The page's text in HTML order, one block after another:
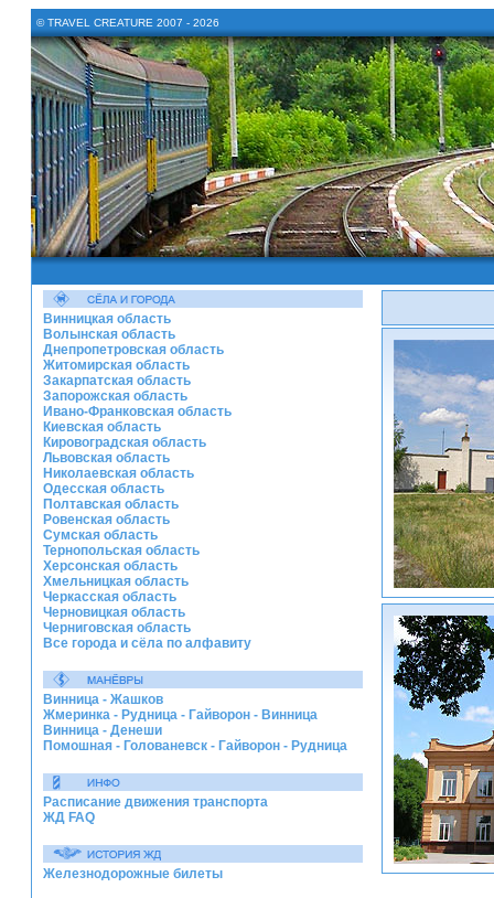
© TRAVEL CREATURE 2007 - 2026
Винницкая область
Волынская область
Днепропетровская область
Житомирская область
Закарпатская область
Запорожская область
Ивано-Франковская область
Киевская область
Кировоградская область
Львовская область
Николаевская область
Одесская область
Полтавская область
Ровенская область
Сумская область
Тернопольская область
Херсонская область
Хмельницкая область
Черкасская область
Черновицкая область
Черниговская область
Все города и сёла по алфавиту
Винница - Жашков
Жмеринка - Рудница - Гайворон - Винница
Винница - Денеши
Помошная - Голованевск - Гайворон - Рудница
Расписание движения транспорта
ЖД FAQ
Железнодорожные билеты